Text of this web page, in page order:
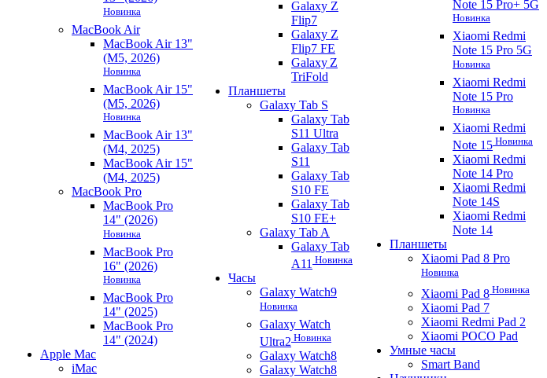
Новинка
MacBook Air
MacBook Air 13"
(M5, 2026)
Новинка
MacBook Air 15"
(M5, 2026)
Новинка
MacBook Air 13"
(M4, 2025)
MacBook Air 15"
(M4, 2025)
MacBook Pro
MacBook Pro
14" (2026)
Новинка
MacBook Pro
16" (2026)
Новинка
MacBook Pro
14" (2025)
MacBook Pro
14" (2024)
Apple Mac
iMac
Galaxy Z
Flip7
Galaxy Z
Flip7 FE
Galaxy Z
TriFold
Планшеты
Galaxy Tab S
Galaxy Tab
S11 Ultra
Galaxy Tab
S11
Galaxy Tab
S10 FE
Galaxy Tab
S10 FE+
Galaxy Tab A
Galaxy Tab
A11 Новинка
Часы
Galaxy Watch9
Новинка
Galaxy Watch
Ultra2 Новинка
Galaxy Watch8
Galaxy Watch8
Note 15 Pro+ 5G
Новинка
Xiaomi Redmi
Note 15 Pro 5G
Новинка
Xiaomi Redmi
Note 15 Pro
Новинка
Xiaomi Redmi
Note 15 Новинка
Xiaomi Redmi
Note 14 Pro
Xiaomi Redmi
Note 14S
Xiaomi Redmi
Note 14
Планшеты
Xiaomi Pad 8 Pro
Новинка
Xiaomi Pad 8 Новинка
Xiaomi Pad 7
Xiaomi Redmi Pad 2
Xiaomi POCO Pad
Умные часы
Smart Band